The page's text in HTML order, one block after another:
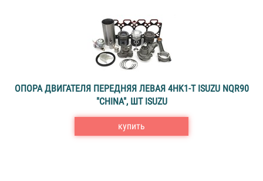
ОПОРА ДВИГАТЕЛЯ ПЕРЕДНЯЯ ЛЕВАЯ 4HK1-T ISUZU NQR90
"CHINA", ШТ ISUZU
купить